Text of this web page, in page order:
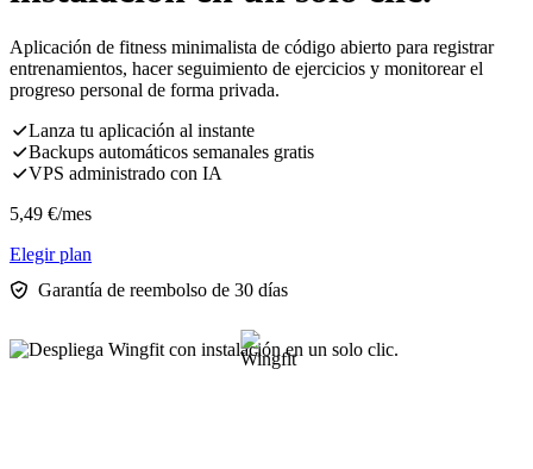
Aplicación de fitness minimalista de código abierto para registrar
entrenamientos, hacer seguimiento de ejercicios y monitorear el
progreso personal de forma privada.
Lanza tu aplicación al instante
Backups automáticos semanales gratis
VPS administrado con IA
5,49 €/mes
Elegir plan
Garantía de reembolso de 30 días